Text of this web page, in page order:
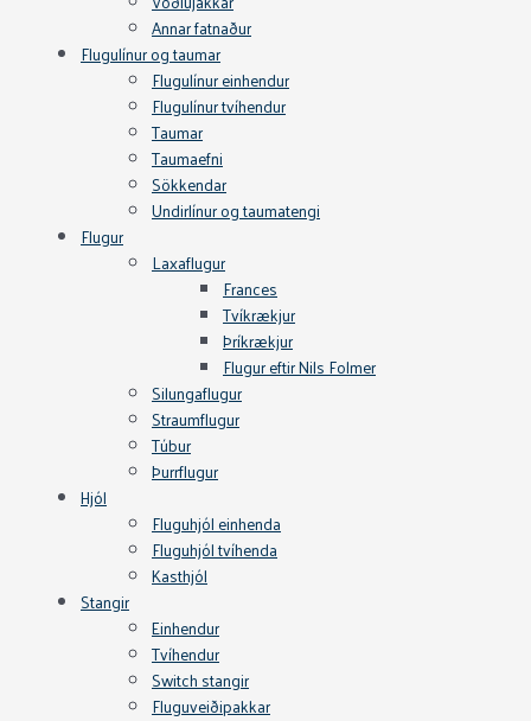
Annar fatnaður
Flugulínur og taumar
Flugulínur einhendur
Flugulínur tvíhendur
Taumar
Taumaefni
Sökkendar
Undirlínur og taumatengi
Flugur
Laxaflugur
Frances
Tvíkrækjur
Þríkrækjur
Flugur eftir Nils Folmer
Silungaflugur
Straumflugur
Túbur
Þurrflugur
Hjól
Fluguhjól einhenda
Fluguhjól tvíhenda
Kasthjól
Stangir
Einhendur
Tvíhendur
Switch stangir
Fluguveiðipakkar